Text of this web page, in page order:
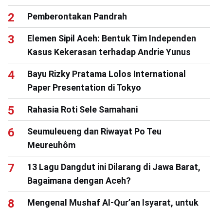
Pemberontakan Pandrah
Elemen Sipil Aceh: Bentuk Tim Independen
Kasus Kekerasan terhadap Andrie Yunus
Bayu Rizky Pratama Lolos International
Paper Presentation di Tokyo
Rahasia Roti Sele Samahani
Seumuleueng dan Riwayat Po Teu
Meureuhôm
13 Lagu Dangdut ini Dilarang di Jawa Barat,
Bagaimana dengan Aceh?
Mengenal Mushaf Al-Qur’an Isyarat, untuk